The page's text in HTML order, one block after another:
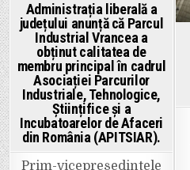
Administrația liberală a
județului anunță că Parcul
Industrial Vrancea a
obținut calitatea de
membru principal în cadrul
Asociației Parcurilor
Industriale, Tehnologice,
Științifice și a
Incubatoarelor de Afaceri
din România (APITSIAR).
Prim-vicepreședintele